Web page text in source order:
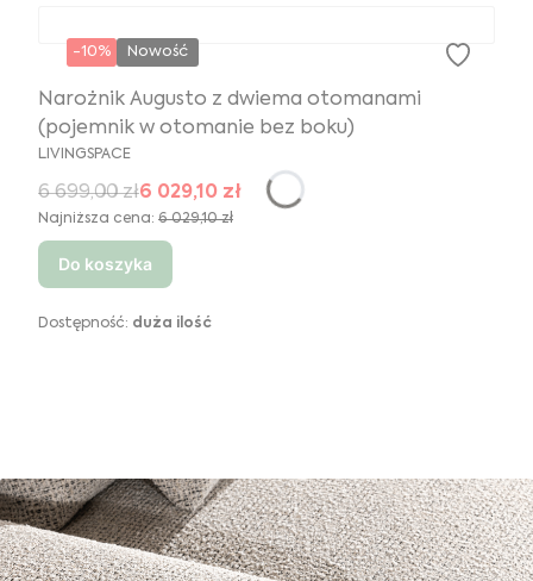
-10% Nowość
Narożnik Augusto z dwiema otomanami
(pojemnik w otomanie bez boku)
LIVINGSPACE
6 699,00 zł6 029,10 zł
Najniższa cena: 6 029,10 zł
Do koszyka
Dostępność: duża ilość